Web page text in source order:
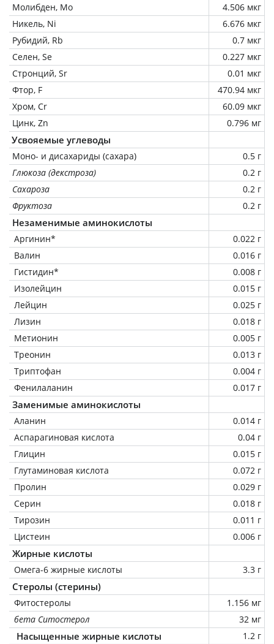
Молибден, Mo
4.506 мкг
Никель, Ni
6.676 мкг
Рубидий, Rb
0.7 мкг
Селен, Se
0.227 мкг
Стронций, Sr
0.01 мкг
Фтор, F
470.94 мкг
Хром, Cr
60.09 мкг
Цинк, Zn
0.796 мг
Усвояемые углеводы
Моно- и дисахариды (сахара)
0.5 г
Глюкоза (декстроза)
0.2 г
Сахароза
0.2 г
Фруктоза
0.2 г
Незаменимые аминокислоты
Аргинин*
0.022 г
Валин
0.016 г
Гистидин*
0.008 г
Изолейцин
0.015 г
Лейцин
0.025 г
Лизин
0.018 г
Метионин
0.005 г
Треонин
0.013 г
Триптофан
0.004 г
Фенилаланин
0.017 г
Заменимые аминокислоты
Аланин
0.014 г
Аспарагиновая кислота
0.04 г
Глицин
0.015 г
Глутаминовая кислота
0.072 г
Пролин
0.029 г
Серин
0.018 г
Тирозин
0.011 г
Цистеин
0.006 г
Жирные кислоты
Омега-6 жирные кислоты 3.3 г
Стеролы (стерины)
Фитостеролы
1.156 мг
бета Ситостерол
32 мг
Насыщенные жирные кислоты
1.2 г